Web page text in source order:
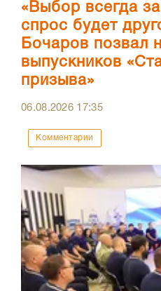
«Выбор всегда
спрос будет
Бочаров позвал
выпускников
призыва»
06.08.2026 17:35
Комментарии